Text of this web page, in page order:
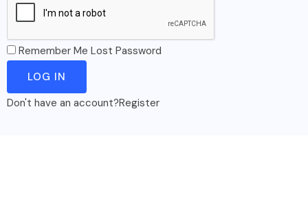
Remember Me Lost Password
Don't have an account?Register